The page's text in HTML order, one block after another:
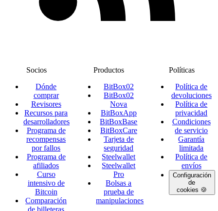
Socios
Dónde
comprar
Revisores
Recursos para
desarrolladores
Programa de
recompensas
por fallos
Programa de
afiliados
Curso
intensivo de
Bitcoin
Comparación
de billeteras
Productos
BitBox02
BitBox02
Nova
BitBoxApp
BitBoxBase
BitBoxCare
Tarjeta de
seguridad
Steelwallet
Steelwallet
Pro
Bolsas a
prueba de
manipulaciones
Políticas
Política de
devoluciones
Política de
privacidad
Condiciones
de servicio
Garantía
limitada
Política de
envíos
Configuración
de
cookies 🍪